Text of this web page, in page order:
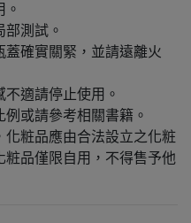
測試。
確實關緊，並請遠離火
適請停止使用。
或請參考相關書籍。
粧品應由合法設立之化粧
品僅限自用，不得售予他